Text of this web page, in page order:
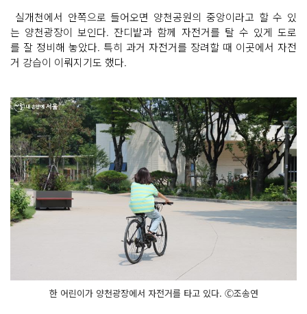
실개천에서 안쪽으로 들어오면 양천공원의 중앙이라고 할 수 있
는 양천광장이 보인다. 잔디밭과 함께 자전거를 탈 수 있게 도로
를 잘 정비해 놓았다. 특히 과거 자전거를 장려할 때 이곳에서 자전
거 강습이 이뤄지기도 했다.
한 어린이가 양천광장에서 자전거를 타고 있다. Ⓒ조송연